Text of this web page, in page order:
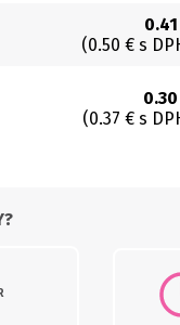
(0.50 € s
(0.37 € s